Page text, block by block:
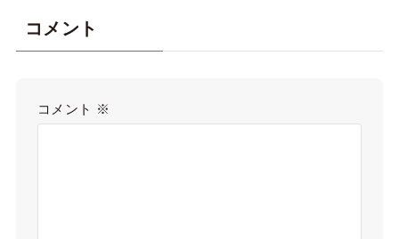
コメント
コメント ※